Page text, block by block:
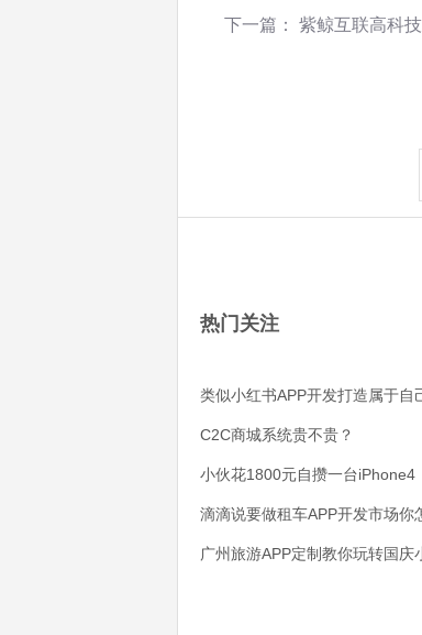
下一篇： 紫鲸互联高科
热门关注
类似小红书APP开发打造属于自
C2C商城系统贵不贵？
小伙花1800元自攒一台iPhone4
滴滴说要做租车APP开发市场你
广州旅游APP定制教你玩转国庆